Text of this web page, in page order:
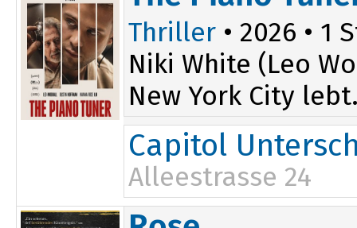
Thriller • 2026 • 1
Niki White (Leo
New York City
Capitol
Alleestrasse 24